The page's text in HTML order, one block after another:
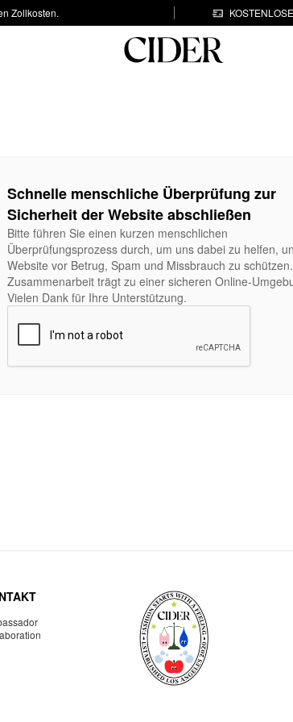
Zollkosten.
Schnelle menschliche Überprüfung zur
Sicherheit der Website abschließen
Bitte führen Sie einen kurzen menschlichen
Überprüfungsprozess durch, um uns dabei zu helfen,
Website vor Betrug, Spam und Missbrauch zu
Zusammenarbeit trägt zu einer sicheren Online-
Vielen Dank für Ihre Unterstützung.